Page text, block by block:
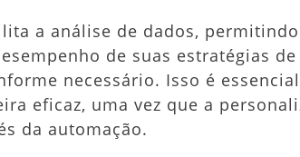
a análise de dados,
de suas estratégias
necessário. Isso é
eficaz, uma vez que a
da automação.